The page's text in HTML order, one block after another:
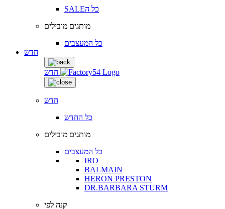
SALEכל ה
מותגים מובילים
כל המעצבים
חדש
חדש
חדש
כל החדש
מותגים מובילים
כל המעצבים
IRO
BALMAIN
HERON PRESTON
DR.BARBARA STURM
קנה לפי